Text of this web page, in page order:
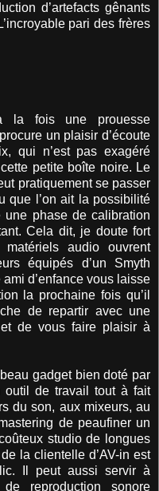
d’artefacts gênants
pari des frères
la fois une prouesse
un plaisir d’écoute
qui n’est pas exagéré
petite boîte noire. Le
pratiquement se passer
que l’on ait la possibilité
phase de calibration
Cela dit, je doute fort
audio ouvrent
équipés d’un Smyth
d’enfance vous laisse
la prochaine fois qu’il
de repartir avec une
de vous faire plaisir à
gadget bien doté par
outil de travail tout à fait
du son, aux mixeurs, au
de peaufiner un
studio de longues
la clientelle d’AV-in est
Il peut aussi servir à
reproduction sonore